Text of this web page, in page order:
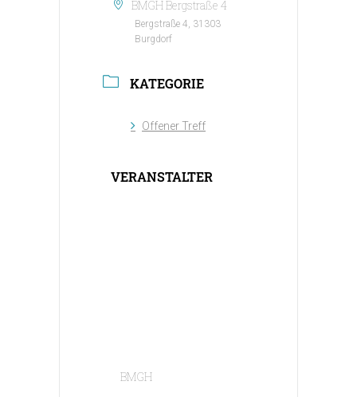
BMGH Bergstraße 4
Bergstraße 4, 31303
Burgdorf
KATEGORIE
Offener Treff
VERANSTALTER
BMGH